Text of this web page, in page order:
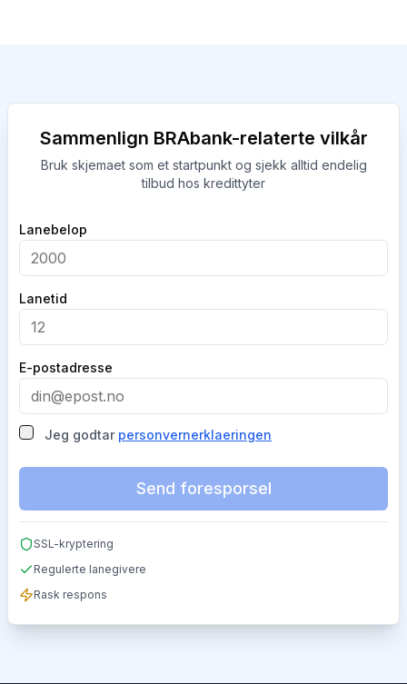
Sammenlign BRAbank-relaterte vilkår
Bruk skjemaet som et startpunkt og sjekk alltid endelig
tilbud hos kredittyter
Company
Lanebelop
Lanetid
E-postadresse
Jeg godtar personvernerklaeringen
Send foresporsel
SSL-kryptering
Regulerte lanegivere
Rask respons